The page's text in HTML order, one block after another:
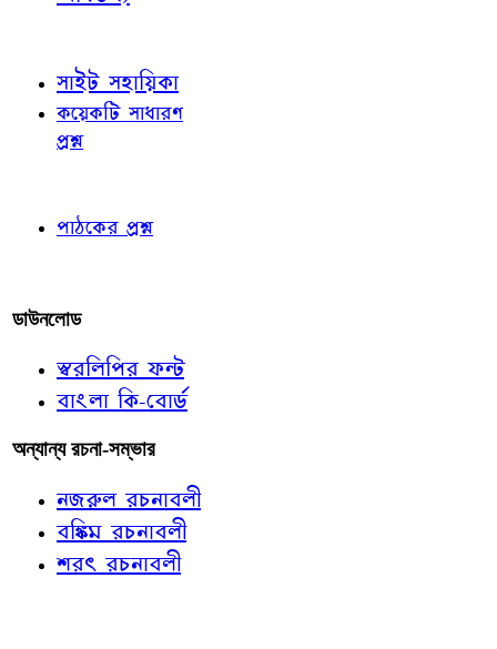
সাইট সহায়িকা
কয়েকটি সাধারণ
প্রশ্ন
পাঠকের প্রশ্ন
ডাউনলোড
স্বরলিপির ফন্ট
বাংলা কি-বোর্ড
অন্যান্য রচনা-সম্ভার
নজরুল রচনাবলী
বঙ্কিম রচনাবলী
শরৎ রচনাবলী